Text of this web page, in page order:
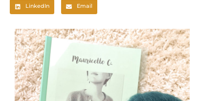
LinkedIn Email